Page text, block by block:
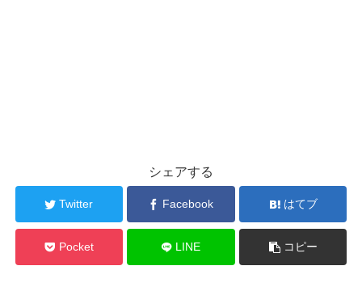
シェアする
Twitter Facebook はてブ
Pocket LINE コピー